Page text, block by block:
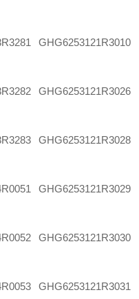
GHG6253121R3010
GHG6253121R3026
GHG6253121R3028
GHG6253121R3029
GHG6253121R3030
GHG6253121R3031